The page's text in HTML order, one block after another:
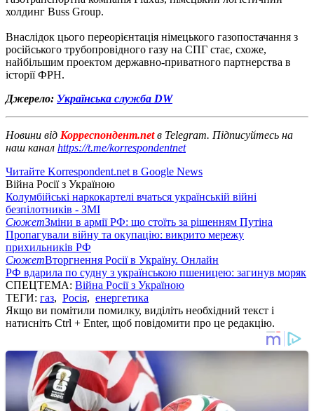
холдинг Buss Group.
Внаслідок цього переорієнтація німецького газопостачання з
російського трубопровідного газу на СПГ стає, схоже,
найбільшим проектом державно-приватного партнерства в
історії ФРН.
Джерело: Українська служба DW
Новини від Корреспондент.netв Telegram. Підписуйтесь на
наш канал https://t.me/korrespondentnet
Читайте Korrespondent.net в Google News
Війна Росії з Україною
Колумбійські наркокартелі вчаться українській війні
безпілотників - ЗМІ
СюжетЗміни в армії РФ: що стоїть за рішенням Путіна
Пропагували війну та окупацію: викрито мережу
прихильників РФ
СюжетВторгнення Росії в Україну. Онлайн
РФ вдарила по судну з українською пшеницею: загинув моряк
СПЕЦТЕМА: Війна Росії з Україною
ТЕГИ: газ, Росія, енергетика
Якщо ви помітили помилку, виділіть необхідний текст і
натисніть Ctrl + Enter, щоб повідомити про це редакцію.